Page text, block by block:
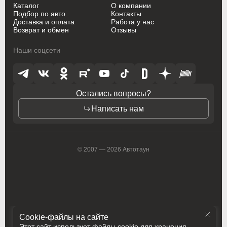
Cookie-файлы на сайте
Каталог
Подбор по авто
Доставка и оплата
Возврат и обмен
О компании
Контакты
Работа у нас
Отзывы
Наши соцсети
Остались вопросы?
Написать нам
© 2007 — 2026 Автотаун
Lancia
Lexus
Mercedes-Benz
Mitsubishi
Lancia
Lexus
Mercedes-Benz
Mitsubishi